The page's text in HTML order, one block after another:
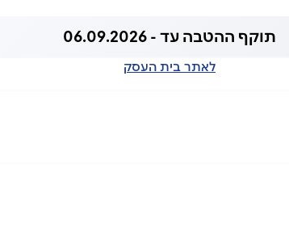
תוקף ההטבה עד - 06.09.2026
לאתר בית העסק